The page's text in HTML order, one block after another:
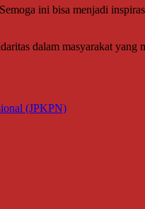
ini bisa menjadi
dalam masyarakat yang
(JPKPN)